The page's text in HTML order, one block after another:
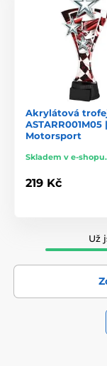
Akrylátová
ASTARR001M05 |
Motorsport
Skladem v e-shopu.
219 Kč
Už